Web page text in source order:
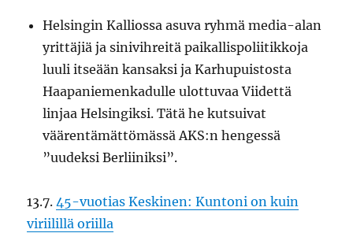
Helsingin Kalliossa asuva ryhmä media-alan
yrittäjiä ja sinivihreitä paikallispoliitikkoja
luuli itseään kansaksi ja Karhupuistosta
Haapaniemenkadulle ulottuvaa Viidettä
linjaa Helsingiksi. Tätä he kutsuivat
väärentämättömässä AKS:n hengessä
”uudeksi Berliiniksi”.
13.7.45-vuotias Keskinen: Kuntoni on kuin
viriilillä oriilla